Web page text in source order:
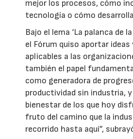
mejor los procesos, cómo
tecnología o cómo
Bajo el lema ‘La palanca de
el Fórum quiso aportar
aplicables a las
también el papel
como generadora de
productividad sin industria,
bienestar de los que hoy
fruto del camino que la
recorrido hasta aquí”,